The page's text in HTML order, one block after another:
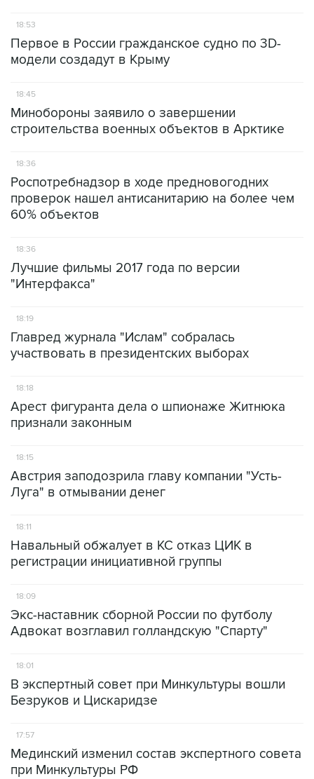
18:53
Первое в России гражданское судно по 3D-
модели создадут в Крыму
18:45
Минобороны заявило о завершении
строительства военных объектов в Арктике
18:36
Роспотребнадзор в ходе предновогодних
проверок нашел антисанитарию на более чем
60% объектов
18:36
Лучшие фильмы 2017 года по версии
"Интерфакса"
18:19
Главред журнала "Ислам" собралась
участвовать в президентских выборах
18:18
Арест фигуранта дела о шпионаже Житнюка
признали законным
18:15
Австрия заподозрила главу компании "Усть-
Луга" в отмывании денег
18:11
Навальный обжалует в КС отказ ЦИК в
регистрации инициативной группы
18:09
Экс-наставник сборной России по футболу
Адвокат возглавил голландскую "Спарту"
18:01
В экспертный совет при Минкультуры вошли
Безруков и Цискаридзе
17:57
Мединский изменил состав экспертного совета
при Минкультуры РФ